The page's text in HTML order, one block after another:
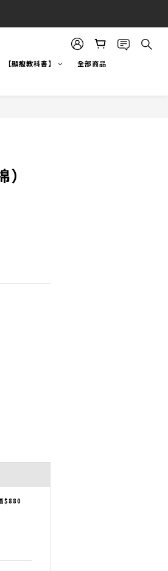
【顯瘦教科書】
全部商品
$880